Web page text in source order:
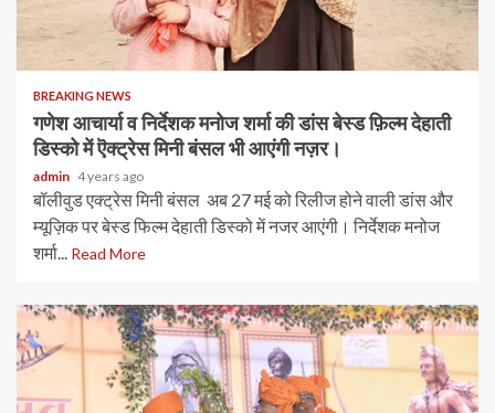
BREAKING NEWS
गणेश आचार्या व निर्देशक मनोज शर्मा की डांस बेस्ड फ़िल्म देहाती
डिस्को में ऎक्ट्रेस मिनी बंसल भी आएंगी नज़र।
admin 4 years ago
बॉलीवुड एक्ट्रेस मिनी बंसल अब 27 मई को रिलीज होने वाली डांस और
म्यूज़िक पर बेस्ड फिल्म देहाती डिस्को में नजर आएंगी। निर्देशक मनोज
शर्मा... Read More